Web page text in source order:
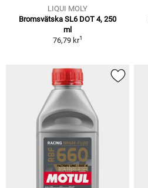
LIQUI MOLY
Bromsvätska SL6 DOT 4, 250
ml
76,79 kr1